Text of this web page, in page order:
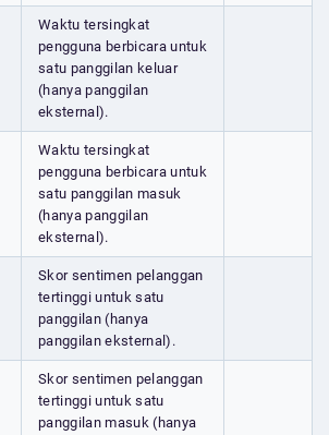
Waktu tersingkat
pengguna berbicara untuk
satu panggilan keluar
(hanya panggilan
eksternal).
Waktu tersingkat
pengguna berbicara untuk
satu panggilan masuk
(hanya panggilan
eksternal).
Skor sentimen pelanggan
tertinggi untuk satu
panggilan (hanya
panggilan eksternal).
Skor sentimen pelanggan
tertinggi untuk satu
panggilan masuk (hanya